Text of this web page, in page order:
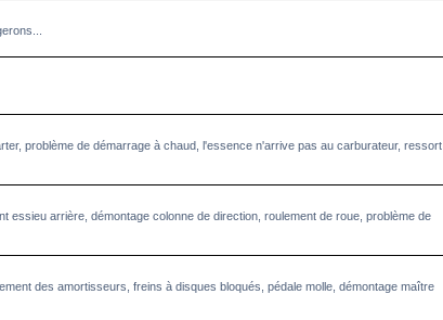
problème de démarrage à chaud, l'essence n'arrive pas au carburateur, ressort
arrière, démontage colonne de direction, roulement de roue, problème de
des amortisseurs, freins à disques bloqués, pédale molle, démontage maître